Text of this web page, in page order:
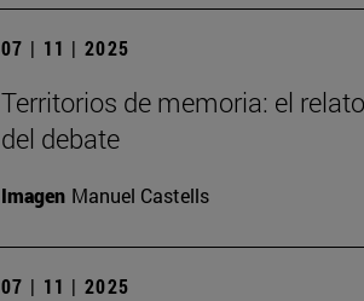
07 | 11 | 2025
Territorios de memoria: el
del debate
Imagen Manuel Castells
07 | 11 | 2025